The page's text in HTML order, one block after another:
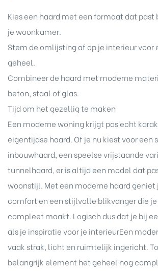
Kies een haard met een formaat dat past
je woonkamer.
Stem de omlijsting af op je interieur voor
geheel.
Combineer de haard met moderne
beton, staal of glas.
Tijd om het gezellig te maken
Een moderne woning krijgt pas echt
eigentijdse haard. Of je nu kiest voor een
inbouwhaard, een speelse vrijstaande
tunnelhaard, er is altijd een model dat
woonstijl. Met een moderne haard geniet
comfort en een stijlvolle blikvanger die
compleet maakt. Logisch dus dat je bij
als je inspiratie voor je interieurEen
vaak strak, licht en ruimtelijk ingericht.
belangrijk element het geheel nog